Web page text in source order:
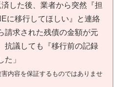
した後、業者から突然『担
に移行してほしい』と連絡
請求された残債の金額が元
抗議しても『移行前の記録
」
内容を保証するものではありませ